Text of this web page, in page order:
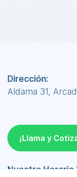
Dirección:
Aldama 31,
¡Llama y
Nuestro Horario